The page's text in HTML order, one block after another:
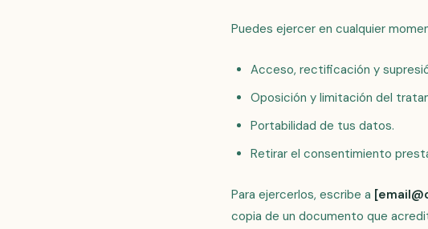
Puedes ejercer en cualquier
Acceso, rectificación y
Oposición y limitación del
Portabilidad de tus datos.
Retirar el consentimiento
Para ejercerlos, escribe a
copia de un documento que